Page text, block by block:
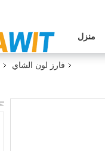
منزل
فارز لون الشاي